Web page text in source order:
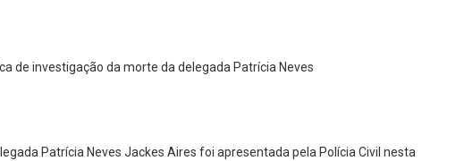
Patrícia Neves Jackes Aires foi apresentada pela Polícia Civil nesta